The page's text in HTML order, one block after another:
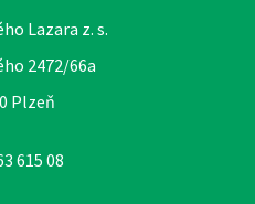
Lazara z. s.
2472/66a
Plzeň
615 08